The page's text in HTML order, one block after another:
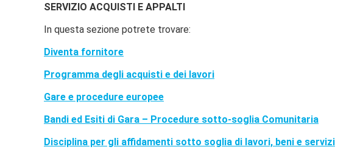
SERVIZIO ACQUISTI E APPALTI
In questa sezione potrete trovare:
Diventa fornitore
Programma degli acquisti e dei lavori
Gare e procedure europee
Bandi ed Esiti di Gara – Procedure sotto-soglia Comunitaria
Disciplina per gli affidamenti sotto soglia di lavori, beni e servizi